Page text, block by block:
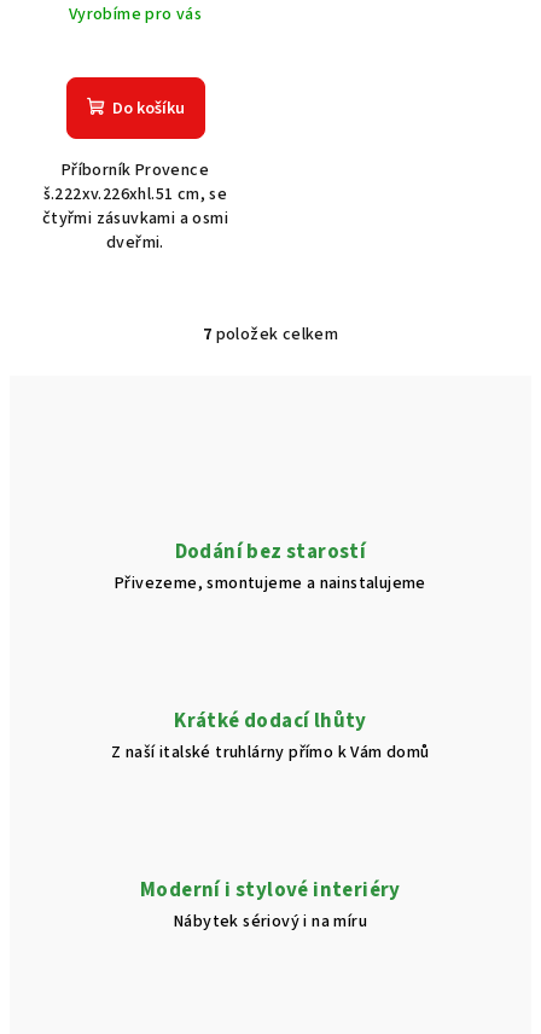
Vyrobíme pro vás
Do košíku
Příborník Provence
š.222xv.226xhl.51 cm, se
čtyřmi zásuvkami a osmi
dveřmi.
O
í
p
r
v
ý
p
7 položek celkem
Dodání bez starostí
Přivezeme, smontujeme a nainstalujeme
Krátké dodací lhůty
Z naší italské truhlárny přímo k Vám domů
Moderní i stylové interiéry
Nábytek sériový i na míru